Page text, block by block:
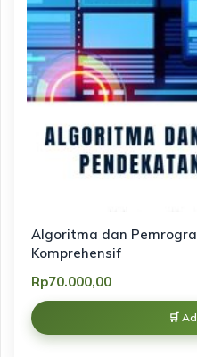
Algoritma dan
Komprehensif
Rp70.000,00